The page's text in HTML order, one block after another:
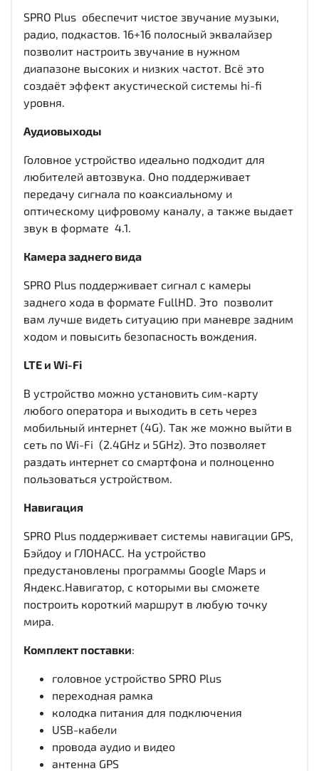
SPRO Plus обеспечит чистое звучание музыки,
радио, подкастов. 16+16 полосный эквалайзер
позволит настроить звучание в нужном
диапазоне высоких и низких частот. Всё это
создаёт эффект акустической системы hi-fi
уровня.
Аудиовыходы
Головное устройство идеально подходит для
любителей автозвука. Оно поддерживает
передачу сигнала по коаксиальному и
оптическому цифровому каналу, а также выдает
звук в формате 4.1.
Камера заднего вида
SPRO Plus поддерживает сигнал с камеры
заднего хода в формате FullHD. Это позволит
вам лучше видеть ситуацию при маневре задним
ходом и повысить безопасность вождения.
LTE и Wi-Fi
В устройство можно установить сим-карту
любого оператора и выходить в сеть через
мобильный интернет (4G). Так же можно выйти в
сеть по Wi-Fi (2.4GHz и 5GHz). Это позволяет
раздать интернет со смартфона и полноценно
пользоваться устройством.
Навигация
SPRO Plus поддерживает системы навигации GPS,
Бэйдоу и ГЛОНАСС. На устройство
предустановлены программы Google Maps и
Яндекс.Навигатор, с которыми вы сможете
построить короткий маршрут в любую точку
мира.
Комплект поставки:
головное устройство SPRO Plus
переходная рамка
колодка питания для подключения
USB-кабели
провода аудио и видео
антенна GPS